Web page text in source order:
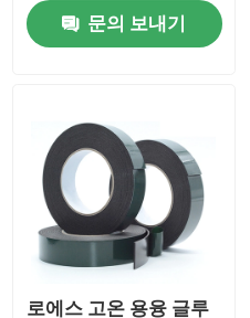
문의 보내기
로에스 고온 용융 글루